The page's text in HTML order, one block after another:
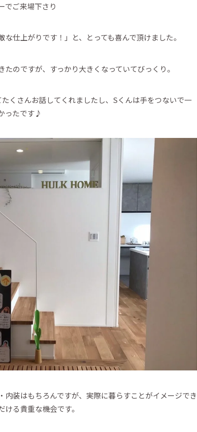
でご来場下さり
な仕上がりです！」と、とっても喜んで頂けました。
のですが、すっかり大きくなっていてびっくり。
くさんお話してくれましたし、Sくんは手をつないで一
ったです♪
内装はもちろんですが、実際に暮らすことがイメージでき
る貴重な機会です。